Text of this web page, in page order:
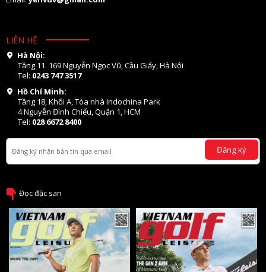
LIÊN HỆ
Hà Nội:
Tầng 11. 169 Nguyễn Ngọc Vũ, Cầu Giấy, Hà Nội
Tel: 0243 747 3517
Hồ Chí Minh:
Tầng 18, Khối A, Tòa nhà Indochina Park
4 Nguyễn Đình Chiểu, Quận 1, HCM
Tel: 028 6672 8400
Đăng ký
Đọc đặc san